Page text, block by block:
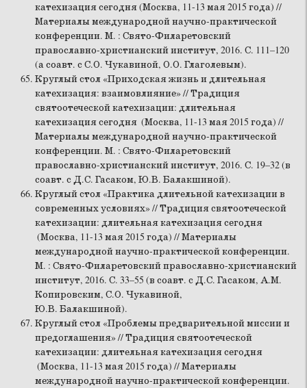
катехизация сегодня (Москва, 11-13 мая 2015 года) //
Материалы международной научно-практической
конференции. М. : Свято-Филаретовский
православно-христианский институт, 2016. С. 111–120
(а соавт. с С.О. Чукавиной, О.О. Глаголевым).
Круглый стол «Приходская жизнь и длительная
катехизация: взаимовлияние» // Традиция
святоотеческой катехизации: длительная
катехизация сегодня (Москва, 11-13 мая 2015 года) //
Материалы международной научно-практической
конференции. М. : Свято-Филаретовский
православно-христианский институт, 2016. С. 19–32 (в
соавт. с Д.С. Гасаком, Ю.В. Балакшиной).
Круглый стол «Практика длительной катехизации в
современных условиях» // Традиция святоотеческой
катехизации: длительная катехизация сегодня
(Москва, 11-13 мая 2015 года) // Материалы
международной научно-практической конференции.
М. : Свято-Филаретовский православно-христианский
институт, 2016. С. 33–55 (в соавт. с Д.С. Гасаком, А.М.
Копировским, С.О. Чукавиной,
Ю.В. Балакшиной).
Круглый стол «Проблемы предварительной миссии и
предоглашения» // Традиция святоотеческой
катехизации: длительная катехизация сегодня
(Москва, 11-13 мая 2015 года) // Материалы
международной научно-практической конференции.